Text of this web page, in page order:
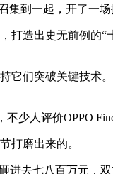
集到一起，开了一场
造出史无前例的
们突破关键技术
少人评价OPPO
打磨出来的。
进去七八百万元，双